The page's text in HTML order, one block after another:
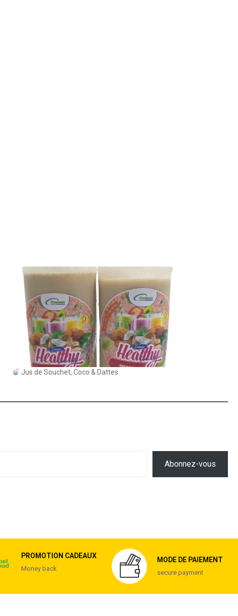
Jus de Souchet, Coco & Dattes
Abonnez-vous
PROMOTION CADEAUX
Money back
MODE DE PAIEMENT
secure payment